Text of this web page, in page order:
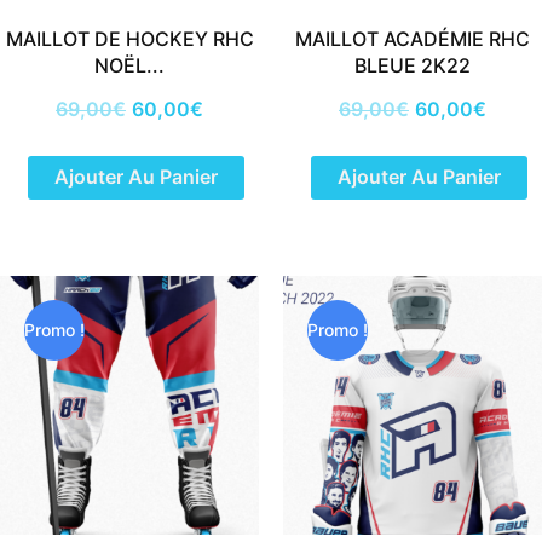
MAILLOT DE HOCKEY RHC
NOËL...
69,00€ 60,00€
Ajouter Au Panier
MAILLOT ACADÉMIE RHC
BLEUE 2K22
69,00€ 60,00€
Ajouter Au Panier
Promo !
Le
prix
initial
était :
69,00€.
Le
prix
actuel
est :
60,00€.
Promo !
Le
prix
initial
était :
69,00€.
Le
prix
actuel
est :
60,00€.